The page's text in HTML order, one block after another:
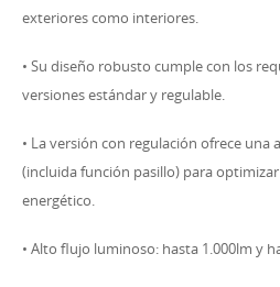
exteriores como interiores.
• Su diseño robusto cumple con los
versiones estándar y regulable.
• La versión con regulación ofrece una
(incluida función pasillo) para
energético.
• Alto flujo luminoso: hasta 1.000lm y